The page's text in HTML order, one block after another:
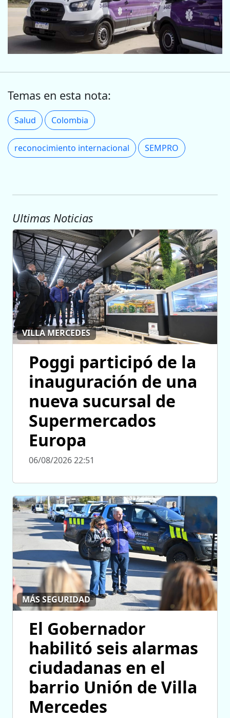
Temas en esta nota:
Salud Colombia
reconocimiento internacional SEMPRO
Ultimas Noticias
VILLA MERCEDES
Poggi participó de la
inauguración de una
nueva sucursal de
Supermercados
Europa
06/08/2026 22:51
MÁS SEGURIDAD
El Gobernador
habilitó seis alarmas
ciudadanas en el
barrio Unión de Villa
Mercedes